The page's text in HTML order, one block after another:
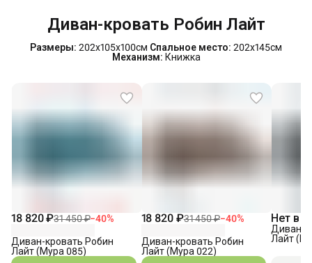
Диван-кровать Робин Лайт
Размеры: 202х105х100см Спальное место: 202х145см
Механизм: Книжка
18 820 ₽31 450 ₽−40%
Диван-кровать Робин
Лайт (Мура 085)
18 820 ₽31 450 ₽−40%
Диван-кровать Робин
Лайт (Мура 022)
Нет в
Диван-
Лайт